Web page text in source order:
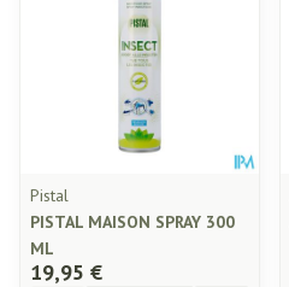
Pistal
PISTAL MAISON SPRAY 300
ML
19,95 €